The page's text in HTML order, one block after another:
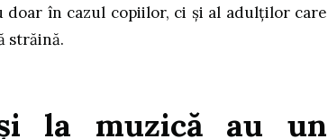
doar în cazul copiilor, ci și al adulților care
străină.
la muzică au un